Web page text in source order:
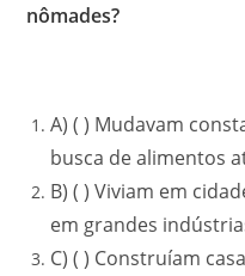
nômades?
A) ( ) Mudavam
busca de alimentos
B) ( ) Viviam em
em grandes
C) ( ) Construíam